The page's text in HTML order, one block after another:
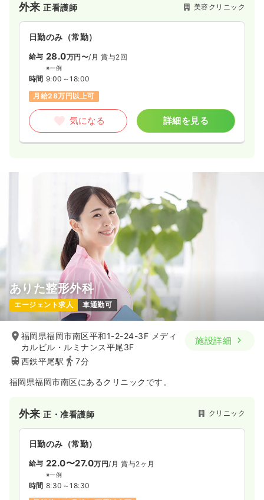
その他 正看護師
日勤のみ（常勤）
給与 17.6〜22.6
※一例
時間 8:20～17:00
日祝休み
月給22万円以上可
気になる 詳細を見る
外来正看護師 美容クリニック
日勤のみ（常勤）
給与 28.0万円〜/月 賞与2回
※一例
時間 9:00～18:00
月給28万円以上可
気になる 詳細を見る
ありた整形外科
エージェント求人 車通勤可
福岡県福岡市南区平和1-2-24-3F メディ
カルビル・ルミナンス平尾3F
西鉄平尾駅
7分
施設詳細
福岡県福岡市南区にあるクリニックです。
外来正・准看護師 クリニック
日勤のみ（常勤）
給与 22.0〜27.0万円/月 賞与2ヶ月
※一例
時間 8:30～18:30